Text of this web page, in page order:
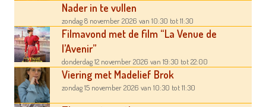
Nader in te vullen
zondag 8 november 2026 van 10:30 tot 11:30
Filmavond met de film “La Venue de
l’Avenir”
donderdag 12 november 2026 van 19:30 tot 22:00
Viering met Madelief Brok
zondag 15 november 2026 van 10:30 tot 11:30